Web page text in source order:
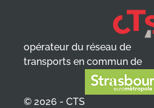
opérateur du réseau de
transports en commun de
© 2026 - CTS